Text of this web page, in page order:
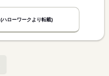
(ハローワークより転載)